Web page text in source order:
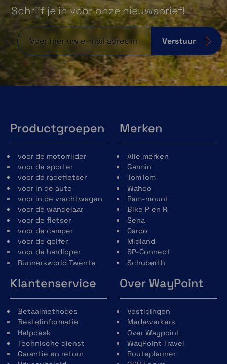
Schrijf je in voor onze nieuwsbrief!
Verstuur
Productgroepen
voor de motorrijder
voor de sporter
voor de racefietser
voor in de auto
voor in de vrachtwagen
voor de wandelaar
voor de fietser
voor de camper
voor de golfer
voor de hardloper
Runnersworld Twente
Merken
Alle merken
Garmin
TomTom
Wahoo
Ram-mount
Bike P en R
Sena
Cardo
Midland
SP-Connect
Schuberth
Klantenservice
Betaalmethodes
Bestelinformatie
Helpdesk
Technische dienst
Garantie en retour
Over WayPoint
Vestigingen
Medewerkers
Over Waypoint
WayPoint Travel
Routeplanner